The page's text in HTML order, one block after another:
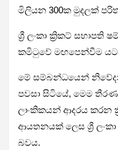
මිලියන 300ක මුදලක්
ශ්‍රී ලංකා ක්‍රිකට් සභාපති
කමිටුවේ මඟපෙන්වීම
මේ සම්බන්ධයෙන්
පවසා සිටියේ, මෙම
ලාංකිකයන් ආදරය කරන
ආයතනයක් ලෙස ශ්‍රී
බවය.